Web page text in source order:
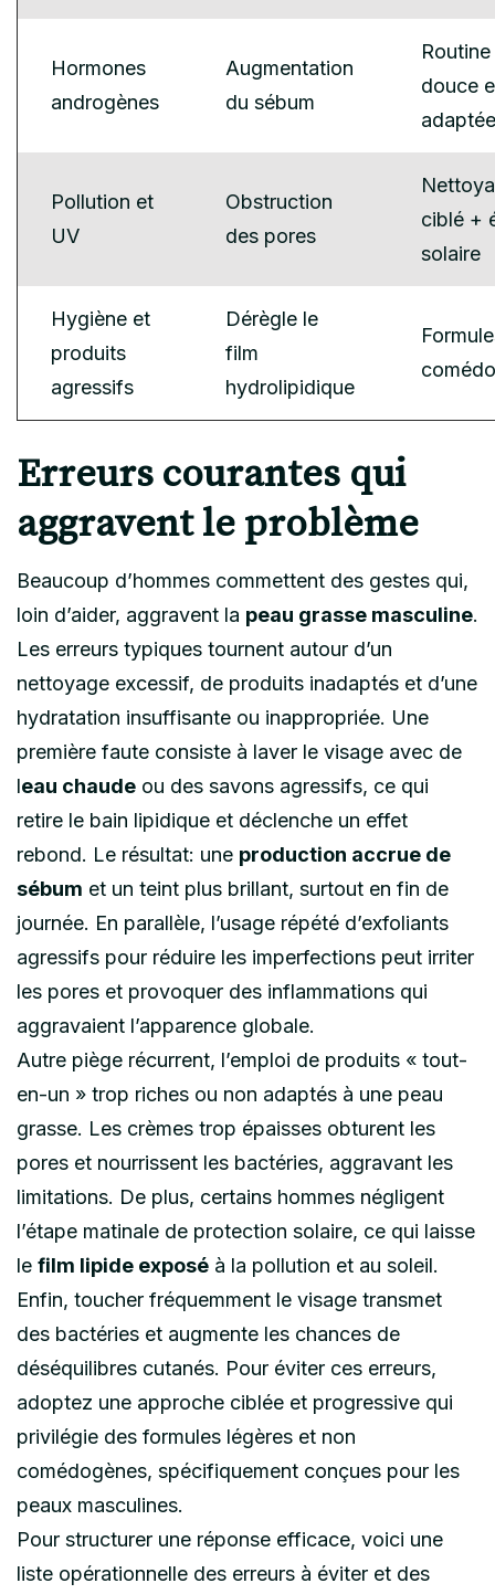
Hormones
androgènes
Augmentation
du sébum
Routine
douce
adaptée
Pollution et
UV
Obstruction
des pores
ciblé +
solaire
Hygiène et
produits
agressifs
Dérègle le
film
hydrolipidique
Erreurs courantes qui
aggravent le problème
Beaucoup d’hommes commettent des gestes qui,
loin d’aider, aggravent la peau grasse masculine.
Les erreurs typiques tournent autour d’un
nettoyage excessif, de produits inadaptés et d’une
hydratation insuffisante ou inappropriée. Une
première faute consiste à laver le visage avec de
leau chaude ou des savons agressifs, ce qui
retire le bain lipidique et déclenche un effet
rebond. Le résultat: une production accrue de
sébum et un teint plus brillant, surtout en fin de
journée. En parallèle, l’usage répété d’exfoliants
agressifs pour réduire les imperfections peut irriter
les pores et provoquer des inflammations qui
aggravaient l’apparence globale.
Autre piège récurrent, l’emploi de produits « tout-
en-un » trop riches ou non adaptés à une peau
grasse. Les crèmes trop épaisses obturent les
pores et nourrissent les bactéries, aggravant les
limitations. De plus, certains hommes négligent
l’étape matinale de protection solaire, ce qui laisse
le film lipide exposé à la pollution et au soleil.
Enfin, toucher fréquemment le visage transmet
des bactéries et augmente les chances de
déséquilibres cutanés. Pour éviter ces erreurs,
adoptez une approche ciblée et progressive qui
privilégie des formules légères et non
comédogènes, spécifiquement conçues pour les
peaux masculines.
Pour structurer une réponse efficace, voici une
liste opérationnelle des erreurs à éviter et des